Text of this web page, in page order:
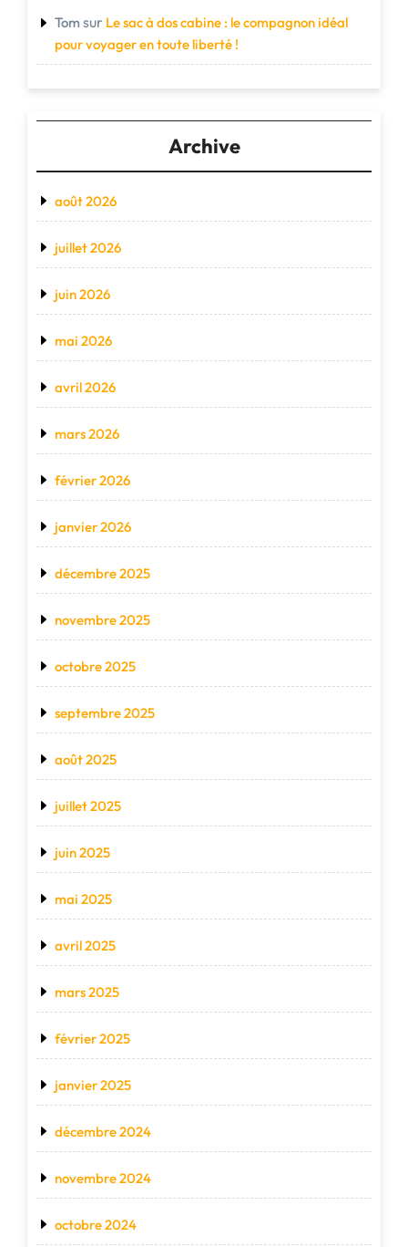
Tom sur Le sac à dos cabine : le compagnon idéal
pour voyager en toute liberté !
Archive
août 2026
juillet 2026
juin 2026
mai 2026
avril 2026
mars 2026
février 2026
janvier 2026
décembre 2025
novembre 2025
octobre 2025
septembre 2025
août 2025
juillet 2025
juin 2025
mai 2025
avril 2025
mars 2025
février 2025
janvier 2025
décembre 2024
novembre 2024
octobre 2024